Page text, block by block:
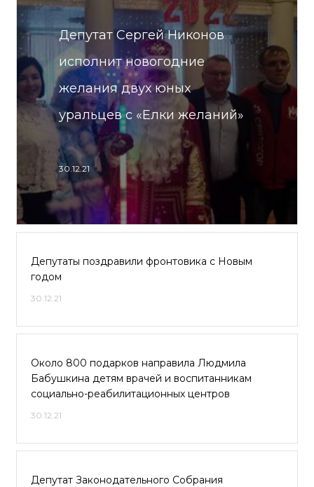
Депутат Сергей Никонов
исполнит новогодние
желания двух юных
уральцев с «Елки желаний»
30.12.21
Депутаты поздравили фронтовика с Новым
годом
30.12.21
Около 800 подарков направила Людмила
Бабушкина детям врачей и воспитанникам
социально-реабилитационных центров
30.12.21
Депутат Законодательного Собрания